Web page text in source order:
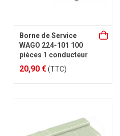
Borne de Service
WAGO 224-101 100
pièces 1 conducteur
20,90 €(TTC)